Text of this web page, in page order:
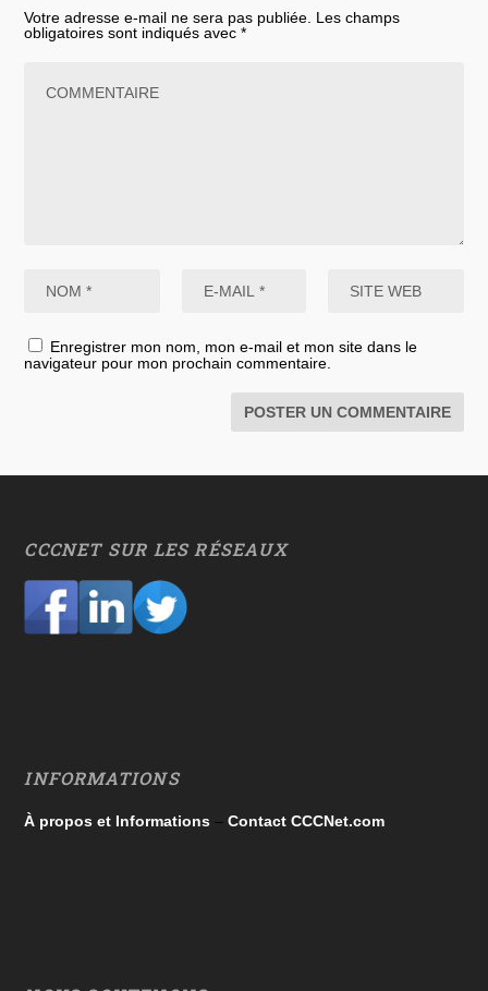
Votre adresse e-mail ne sera pas publiée. Les champs
obligatoires sont indiqués avec*
Enregistrer mon nom, mon e-mail et mon site dans le
navigateur pour mon prochain commentaire.
CCCNET SUR LES RÉSEAUX
INFORMATIONS
À propos et Informations –Contact CCCNet.com